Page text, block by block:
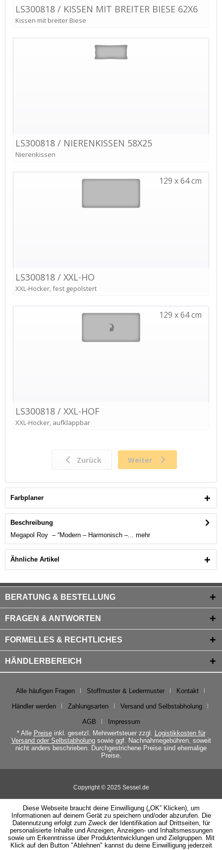
Farbplaner
Beschreibung
Megapol Roy – “Modern – Harmonisch –... mehr
Ähnliche Artikel
BERATUNG & BESTELLUNG
FRAGEN & ANTWORTEN
FORMELLES & RECHTLICHES
HÄNDLERBEREICH
Alle häufigen Fragen Stoffmuster & Ledermuster Kontakt
Händler werden Zahlungsarten Versand und Selbstabholung
AGB
Impressum
* Alle Preiseinkl. gesetzl. Mehrwertsteuer zzgl. Logistikkosten für
Versand oder Selbstabholungsowie ggf. Nachnahmegebühren, soweit
nicht anders beschrieben. Durchgestrichene Preise sind ehemalige
Preise.
Copyright © 2025 Sessel.de
Diese Webseite braucht deine Einwilligung („OK” Klicken), um
Informationen auf deinem Gerät zu speichern und/oder abzurufen. Die
Datennutzung erfolgt zum Zweck der Identifikation auf Drittseiten, für
personalisierte Inhalte und Anzeigen, Anzeigen- und Inhaltsmessungen
sowie um Erkenntnisse über Produktentwicklungen und Zielgruppen. Mit
Klick auf den Button "Ablehnen" kannst du deine Einwilligung jederzeit